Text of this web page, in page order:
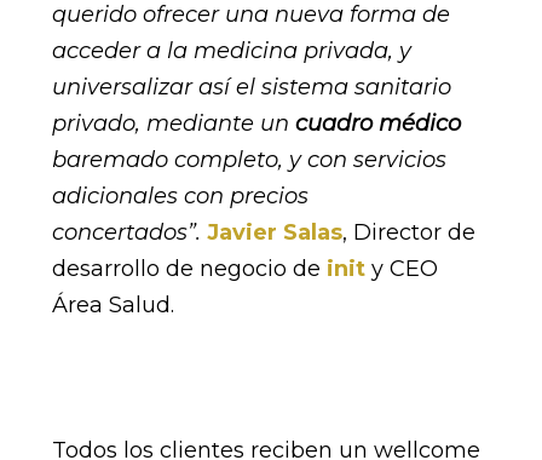
querido ofrecer una nueva forma de
acceder a la medicina privada, y
universalizar así el sistema sanitario
privado, mediante un cuadro médico
baremado completo, y con servicios
adicionales con precios
concertados”. Javier Salas, Director de
desarrollo de negocio de init y CEO
Área Salud.
Todos los clientes reciben un wellcome